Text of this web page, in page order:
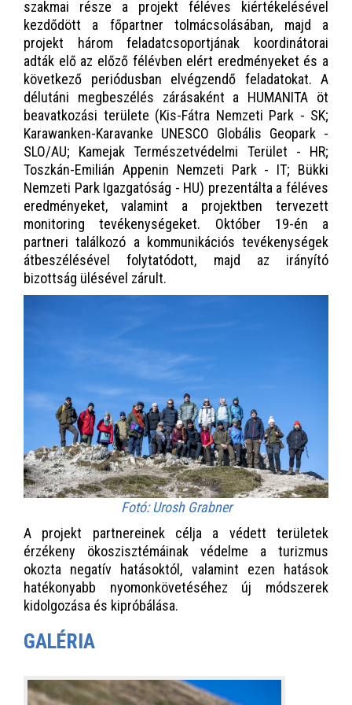
szakmai része a projekt féléves kiértékelésével
kezdődött a főpartner tolmácsolásában, majd a
projekt három feladatcsoportjának koordinátorai
adták elő az előző félévben elért eredményeket és a
következő periódusban elvégzendő feladatokat. A
délutáni megbeszélés zárásaként a HUMANITA öt
beavatkozási területe (Kis-Fátra Nemzeti Park - SK;
Karawanken-Karavanke UNESCO Globális Geopark -
SLO/AU; Kamejak Természetvédelmi Terület - HR;
Toszkán-Emilián Appenin Nemzeti Park - IT; Bükki
Nemzeti Park Igazgatóság - HU) prezentálta a féléves
eredményeket, valamint a projektben tervezett
monitoring tevékenységeket. Október 19-én a
partneri találkozó a kommunikációs tevékenységek
átbeszélésével folytatódott, majd az irányító
bizottság ülésével zárult.
Fotó: Urosh Grabner
A projekt partnereinek célja a védett területek
érzékeny ökoszisztémáinak védelme a turizmus
okozta negatív hatásoktól, valamint ezen hatások
hatékonyabb nyomonkövetéséhez új módszerek
kidolgozása és kipróbálása.
GALÉRIA